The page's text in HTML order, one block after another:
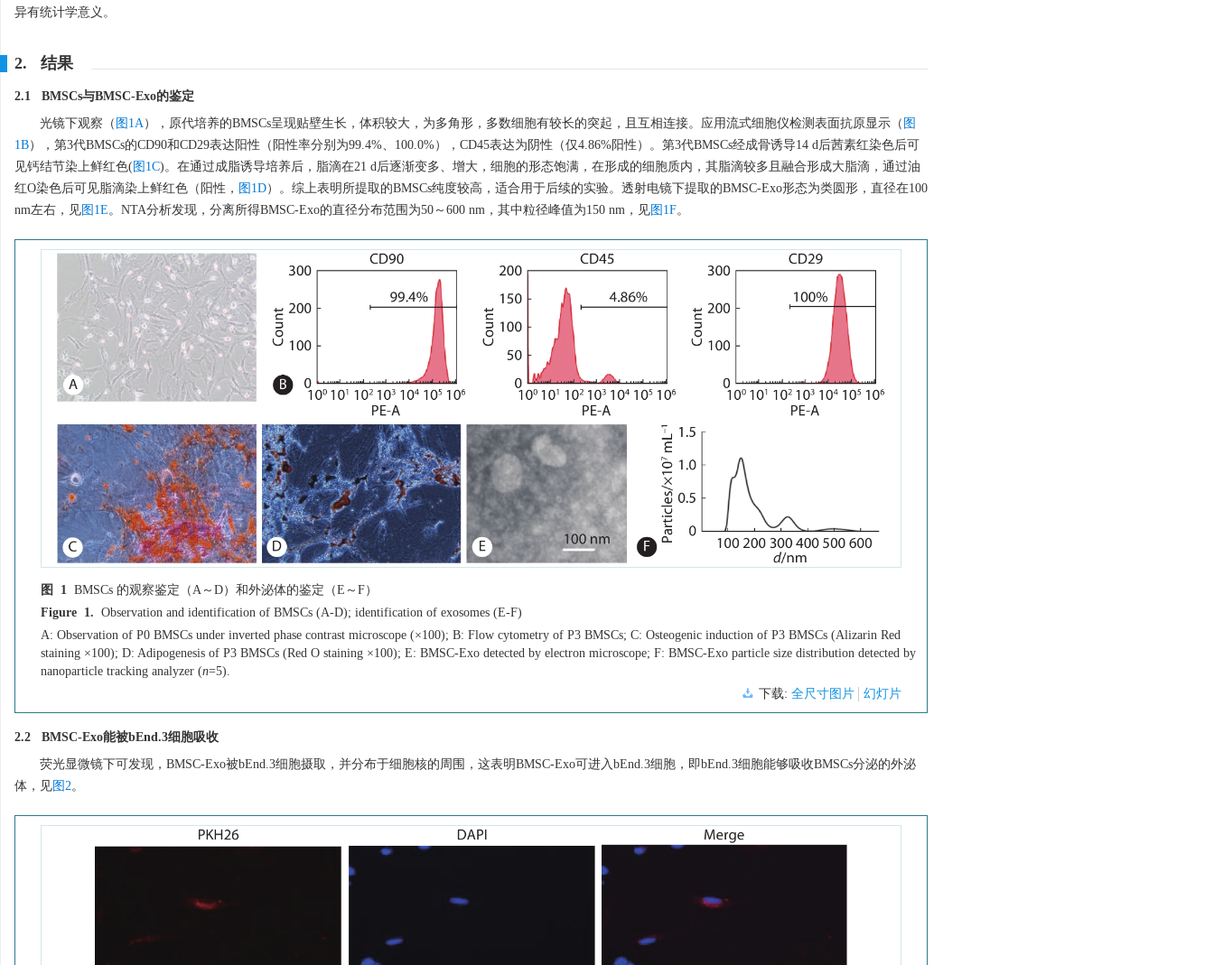
异有统计学意义。
2. 结果
2.1 BMSCs与BMSC-Exo的鉴定
光镜下观察（ 图1A），原代培养的BMSCs呈现贴壁生长，体积较大，为多角形，多数细胞有较长的突起，且互相连接。应用流式细胞仪检测表面抗原显示（ 图
1B），第3代BMSCs的CD90和CD29表达阳性（阳性率分别为99.4%、100.0%），CD45表达为阴性（仅4.86%阳性）。第3代BMSCs经成骨诱导14 d后茜素红染色后可
见钙结节染上鲜红色(图1C)。在通过成脂诱导培养后，脂滴在21 d后逐渐变多、增大，细胞的形态饱满，在形成的细胞质内，其脂滴较多且融合形成大脂滴，通过油
红O染色后可见脂滴染上鲜红色（阳性， 图1D）。综上表明所提取的BMSCs纯度较高，适合用于后续的实验。透射电镜下提取的BMSC-Exo形态为类圆形，直径在100
nm左右，见图1E。NTA分析发现，分离所得BMSC-Exo的直径分布范围为50～600 nm，其中粒径峰值为150 nm，见图1F。
图 1 BMSCs 的观察鉴定（A～D）和外泌体的鉴定（E～F）
Figure 1. Observation and identification of BMSCs (A-D); identification of exosomes (E-F)
A: Observation of P0 BMSCs under inverted phase contrast microscope (×100); B: Flow cytometry of P3 BMSCs; C: Osteogenic induction of P3 BMSCs (Alizarin Red
staining ×100); D: Adipogenesis of P3 BMSCs (Red O staining ×100); E: BMSC-Exo detected by electron microscope; F: BMSC-Exo particle size distribution detected by
nanoparticle tracking analyzer (n=5).
下载: 全尺寸图片 幻灯片
2.2 BMSC-Exo能被bEnd.3细胞吸收
荧光显微镜下可发现，BMSC-Exo被bEnd.3细胞摄取，并分布于细胞核的周围，这表明BMSC-Exo可进入bEnd.3细胞，即bEnd.3细胞能够吸收BMSCs分泌的外泌
体，见图2。